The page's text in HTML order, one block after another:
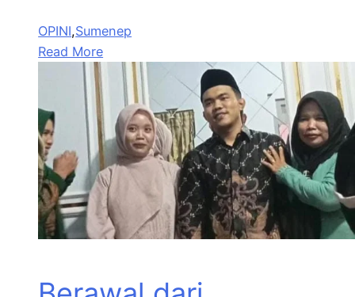
OPINI,Sumenep
Read More